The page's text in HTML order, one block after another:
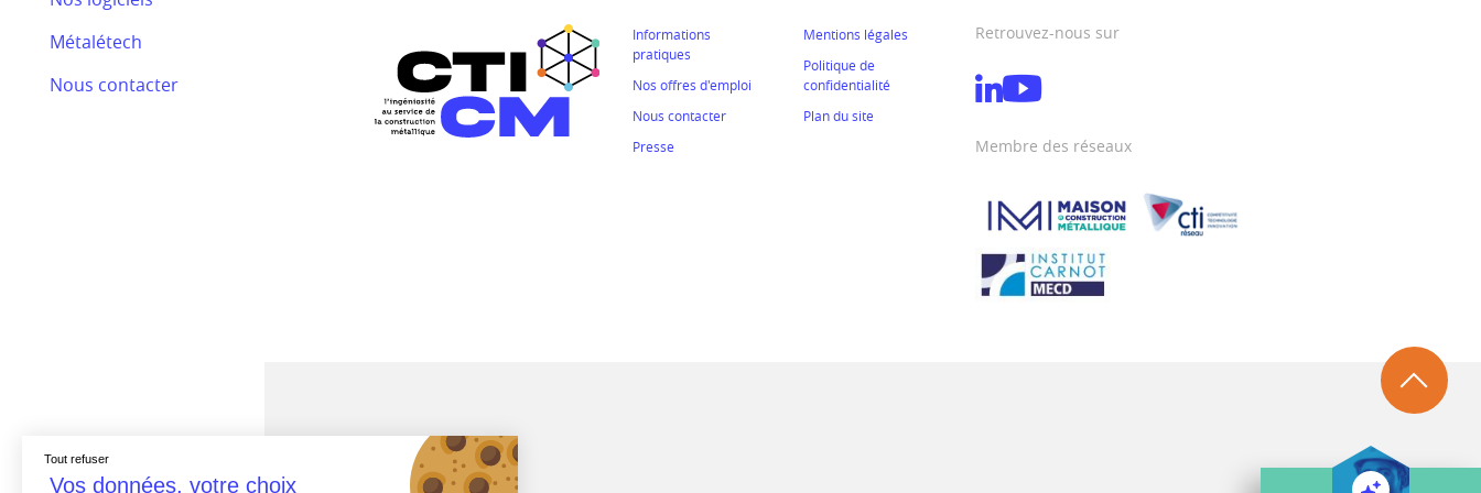
Nos actualités
Métalétech
Nous contacter
Informations
pratiques
Nos offres d'emploi
Nous contacter
Presse
Mentions légales
Politique de
confidentialité
Plan du site
Retrouvez-nous sur
Membre des réseaux
Tout refuser